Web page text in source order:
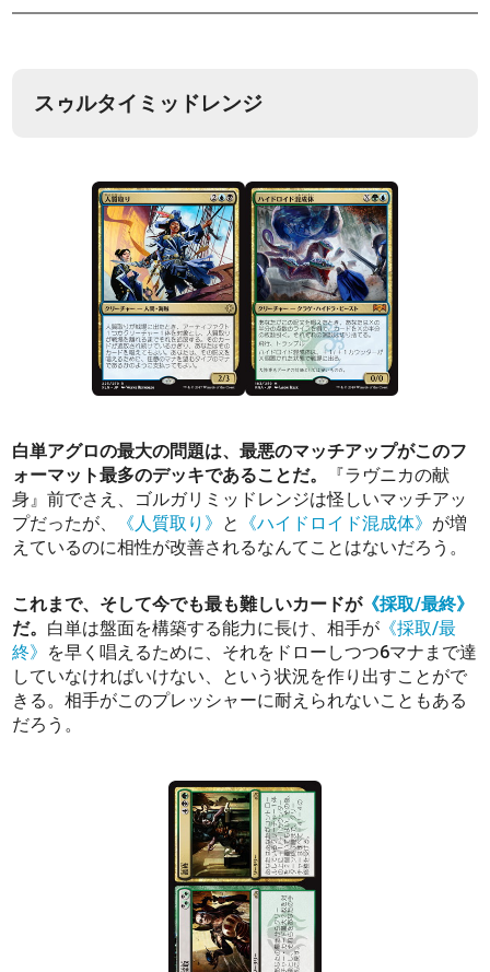
スゥルタイミッドレンジ
白単アグロの最大の問題は、最悪のマッチアップがこのフ
ォーマット最多のデッキであることだ。
『ラヴニカの献
身』前でさえ、ゴルガリミッドレンジは怪しいマッチアッ
プだったが、
《人質取り》 と 《ハイドロイド混成体》 が増
えているのに相性が改善されるなんてことはないだろう。
これまで、そして今でも最も難しいカードが《採取/最終》
だ。 白単は盤面を構築する能力に長け、相手が 《採取/最
終》 を早く唱えるために、それをドローしつつ6マナまで達
していなければいけない、という状況を作り出すことがで
きる。相手がこのプレッシャーに耐えられないこともある
だろう。